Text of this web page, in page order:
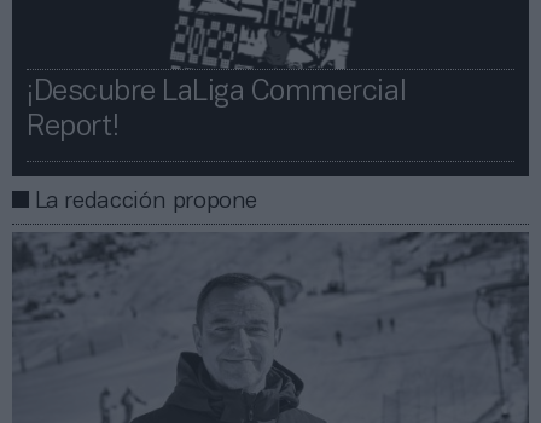
¡Descubre LaLiga Commercial
Report!​​
La redacción propone